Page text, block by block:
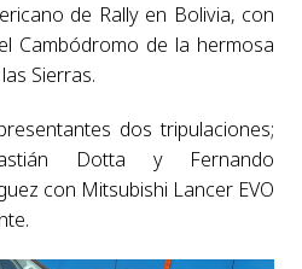
de Rally en Bolivia, con
Cambódromo de la hermosa
Sierras.
dos tripulaciones;
Dotta y Fernando
con Mitsubishi Lancer EVO